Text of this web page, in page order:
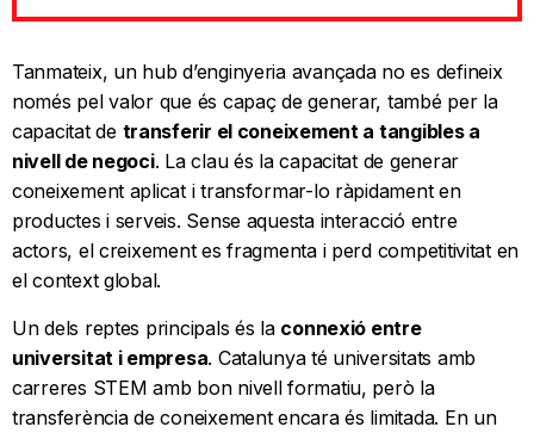
Tanmateix, un hub d’enginyeria avançada no es defineix
només pel valor que és capaç de generar, també per la
capacitat de transferir el coneixement a tangibles a
nivell de negoci. La clau és la capacitat de generar
coneixement aplicat i transformar-lo ràpidament en
productes i serveis. Sense aquesta interacció entre
actors, el creixement es fragmenta i perd competitivitat en
el context global.
Un dels reptes principals és la connexió entre
universitat i empresa. Catalunya té universitats amb
carreres STEM amb bon nivell formatiu, però la
transferència de coneixement encara és limitada. En un